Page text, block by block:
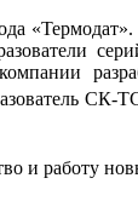
и работу